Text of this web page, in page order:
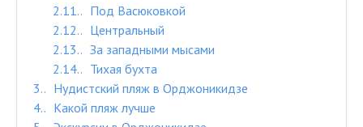
2.11.
Под Васюковкой
2.12.
Центральный
2.13.
За западными мысами
2.14.
Тихая бухта
3.
Нудистский пляж в Орджоникидзе
4.
Какой пляж лучше